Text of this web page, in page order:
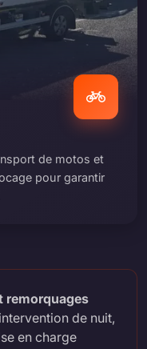
de motos et
pour garantir
remorquages
de nuit,
en charge